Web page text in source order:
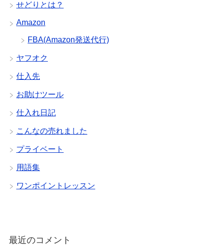
せどりとは？
Amazon
FBA(Amazon発送代行)
ヤフオク
仕入先
お助けツール
仕入れ日記
こんなの売れました
プライベート
用語集
ワンポイントレッスン
最近のコメント